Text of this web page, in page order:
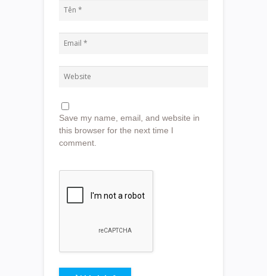
Save my name, email, and website in
this browser for the next time I
comment.